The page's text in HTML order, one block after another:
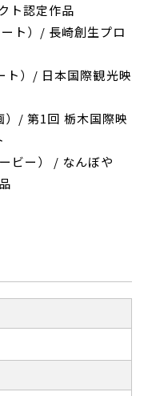
ト認定作品
ト）/ 長崎創生プロ
）/ 日本国際観光映
/ 第1回 栃木国際映
ビー） / なんぼや